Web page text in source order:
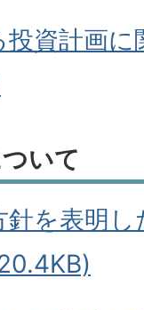
資計画
いて
針を表明